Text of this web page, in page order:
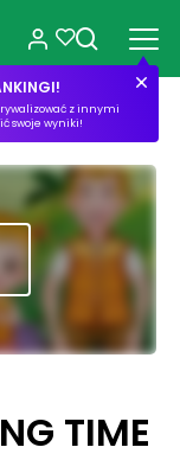
rywalizować z innymi
swoje wyniki!
TIME